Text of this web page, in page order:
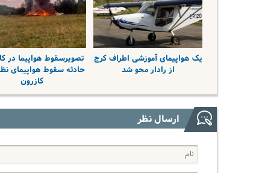
یک هواپیمای آموزشی اطراف کرج
از رادار محو شد
تصویرسقوط هواپیما در
حادثه سقوط هواپیمای
کازرون
ارسال نظر